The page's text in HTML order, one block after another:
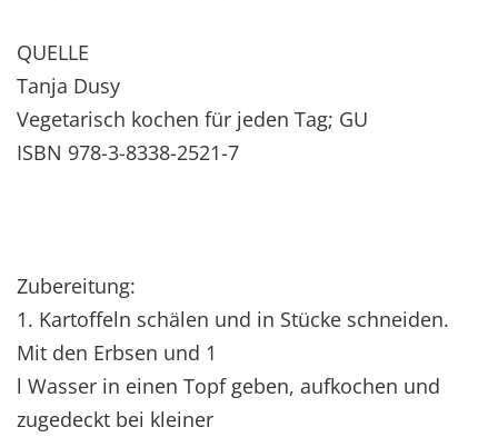
QUELLE
Tanja Dusy
Vegetarisch kochen für jeden Tag; GU
ISBN 978-3-8338-2521-7
Zubereitung:
1. Kartoffeln schälen und in Stücke schneiden.
Mit den Erbsen und 1
l Wasser in einen Topf geben, aufkochen und
zugedeckt bei kleiner